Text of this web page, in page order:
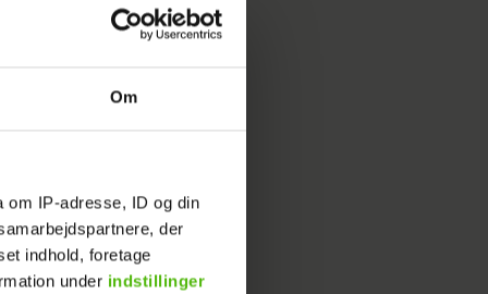
Om
om IP-adresse, ID og din
der
indhold, foretage
under indstillinger